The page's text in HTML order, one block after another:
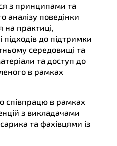
з принципами та
аналізу поведінки
на практиці,
підходів до підтримки
середовищі та
та доступ до
в рамках
співпрацю в рамках
з викладачами
та фахівцями із